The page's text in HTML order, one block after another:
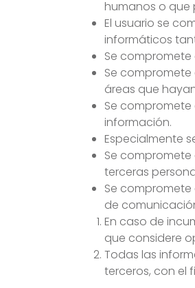
humanos o que
El usuario se
informáticos
Se
Se compromete
áreas que
Se
información.
Especialmente
Se
terceras
Se
de
En caso de
que considere
Todas las
terceros, con el